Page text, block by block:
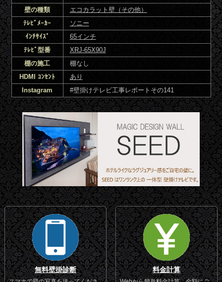
壁の種類
エコカラット壁（その他）
ﾃﾚﾋﾞﾒｰｶｰ
ソニー
ｲﾝﾁｻｲｽﾞ
65インチ
ﾃﾚﾋﾞ型番
XRJ-65X90J
棚の施工
棚なし
HDMI ｺﾝｾﾝﾄ
あり
Instagram
#壁掛けテレビ工事レポートその141
無料壁掛診断 料金計算